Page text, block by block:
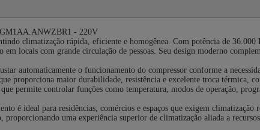
- 220V
climatização rápida, eficiente e homogênea. Com potência de 36.000
locais com grande circulação de pessoas. Seu design moderno
automaticamente o funcionamento do compressor conforme a
proporciona maior durabilidade, resistência e excelente troca térmica,
permite controlar funções como temperatura, modos de operação,
é ideal para residências, comércios e espaços que exigem
uma experiência superior de climatização aliada a